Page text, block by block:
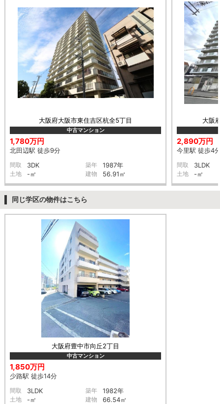
大阪府大阪市東住吉区杭全5丁目
中古マンション
1,780万円
北田辺駅 徒歩9分
間取 3DK 築年 1987年
土地 -㎡ 建物 56.91㎡
大阪
2,890万円
今里駅 徒歩4
間取 3LDK
土地 -㎡
同じ学区の物件はこちら
大阪府豊中市向丘2丁目
中古マンション
1,850万円
少路駅 徒歩14分
間取 3LDK 築年 1982年
土地 -㎡ 建物 66.54㎡